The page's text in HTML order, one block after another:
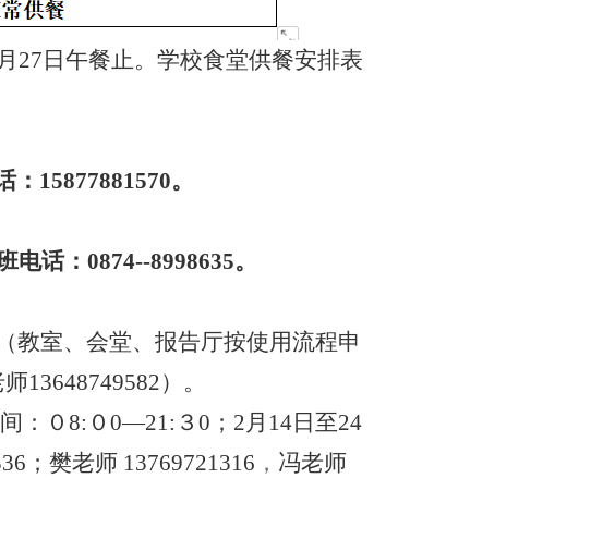
27 日午餐止。学校食堂供餐安排表
： 15877881570。
电话： 0874--8998635。
教室、会堂、报告厅按使用流程申
13648749582）。
：０8:０0—21:３0；2月14日至24
；樊老师 13769721316 ， 冯老师